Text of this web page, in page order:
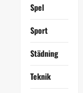
Spel
Sport
Städning
Teknik